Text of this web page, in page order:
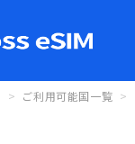
ご利用可能国一覧